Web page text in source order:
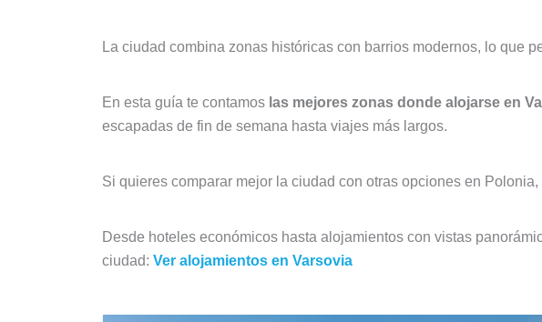
La ciudad combina zonas históricas con barrios modernos, lo que
En esta guía te contamos las mejores zonas donde alojarse en
escapadas de fin de semana hasta viajes más largos.
Si quieres comparar mejor la ciudad con otras opciones en
Desde hoteles económicos hasta alojamientos con vistas
ciudad: Ver alojamientos en Varsovia